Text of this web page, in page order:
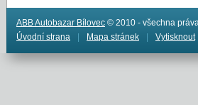
ABB Autobazar Bílovec © 2010 - všechna
Úvodní strana
Mapa stránek Vytisknout